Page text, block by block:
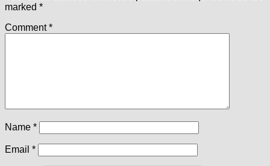
marked *
Comment*
Name *
Email *